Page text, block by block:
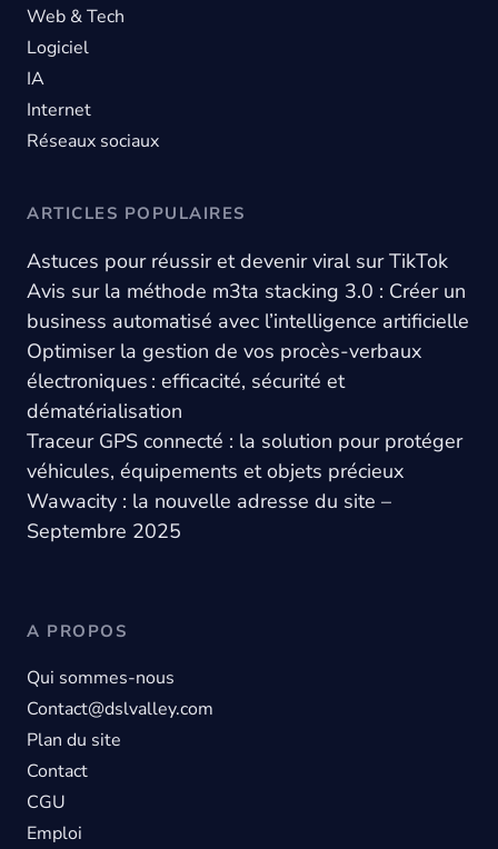
Web & Tech
Logiciel
IA
Internet
Réseaux sociaux
ARTICLES POPULAIRES
Astuces pour réussir et devenir viral sur TikTok
Avis sur la méthode m3ta stacking 3.0 : Créer un
business automatisé avec l’intelligence artificielle
Optimiser la gestion de vos procès-verbaux
électroniques : efficacité, sécurité et
dématérialisation
Traceur GPS connecté : la solution pour protéger
véhicules, équipements et objets précieux
Wawacity : la nouvelle adresse du site –
Septembre 2025
A PROPOS
Qui sommes-nous
Contact@dslvalley.com
Plan du site
Contact
CGU
Emploi